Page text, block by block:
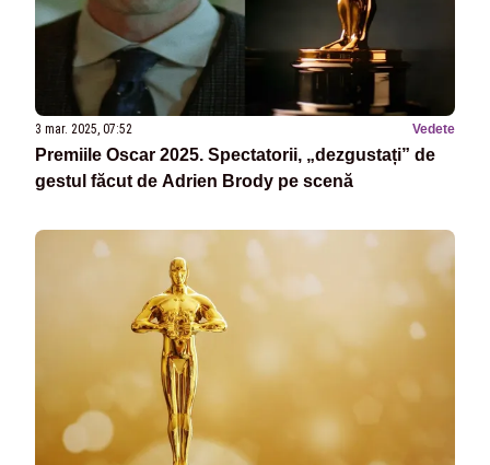
3 mar. 2025, 07:52 Vedete
Premiile Oscar 2025. Spectatorii, „dezgustați” de
gestul făcut de Adrien Brody pe scenă